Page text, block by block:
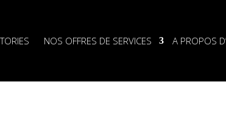
NOS OFFRES DE SERVICES A PROPOS